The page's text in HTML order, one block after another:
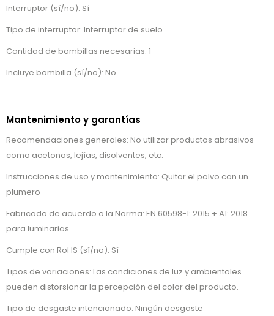
Interruptor (sí/no): Sí
Tipo de interruptor: Interruptor de suelo
Cantidad de bombillas necesarias: 1
Incluye bombilla (sí/no): No
Mantenimiento y garantías
Recomendaciones generales: No utilizar productos abrasivos
como acetonas, lejías, disolventes, etc.
Instrucciones de uso y mantenimiento: Quitar el polvo con un
plumero
Fabricado de acuerdo a la Norma: EN 60598-1: 2015 + A1: 2018
para luminarias
Cumple con RoHS (sí/no): Sí
Tipos de variaciones: Las condiciones de luz y ambientales
pueden distorsionar la percepción del color del producto.
Tipo de desgaste intencionado: Ningún desgaste